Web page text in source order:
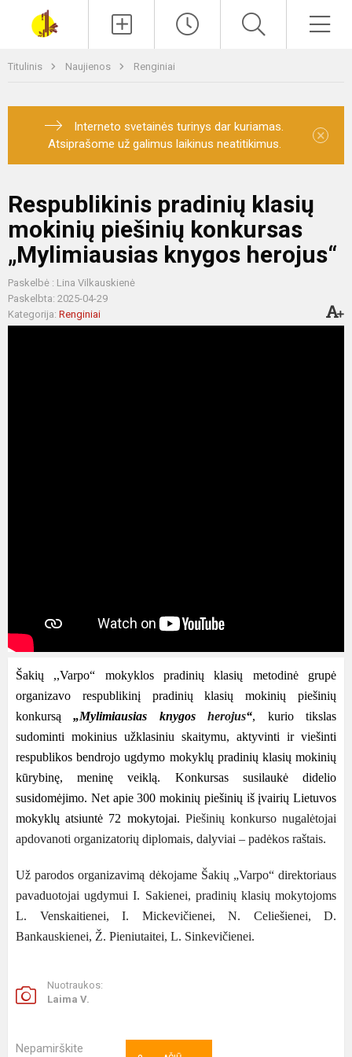
Titulinis Naujienos Renginiai
Interneto svetainės turinys dar kuriamas.
Atsiprašome už galimus laikinus neatitikimus.
×
Respublikinis pradinių klasių
mokinių piešinių konkursas
„Mylimiausias knygos herojus“
Paskelbė : Lina Vilkauskienė
Paskelbta: 2025-04-29
Kategorija: Renginiai
Šakių ,,Varpo“ mokyklos pradinių klasių metodinė grupė
organizavo respublikinį pradinių klasių mokinių piešinių
konkursą„Mylimiausias knygosherojus“, kurio tikslas
sudominti mokinius užklasiniu skaitymu, aktyvinti ir viešinti
respublikos bendrojo ugdymo mokyklų pradinių klasių mokinių
kūrybinę, meninę veiklą. Konkursas susilaukė didelio
susidomėjimo. Net apie 300 mokinių piešinių iš įvairių Lietuvos
mokyklų atsiuntė 72 mokytojai. Piešinių konkurso nugalėtojai
apdovanoti organizatorių diplomais, dalyviai – padėkos raštais.
Už parodos organizavimą dėkojame Šakių „Varpo“ direktoriaus
pavaduotojai ugdymui I. Sakienei, pradinių klasių mokytojoms
L. Venskaitienei,
I. Mickevičienei, N. Celiešienei, D.
Bankauskienei, Ž. Pieniutaitei, L. Sinkevičienei.
Nuotraukos:
Laima V.
Nepamirškite